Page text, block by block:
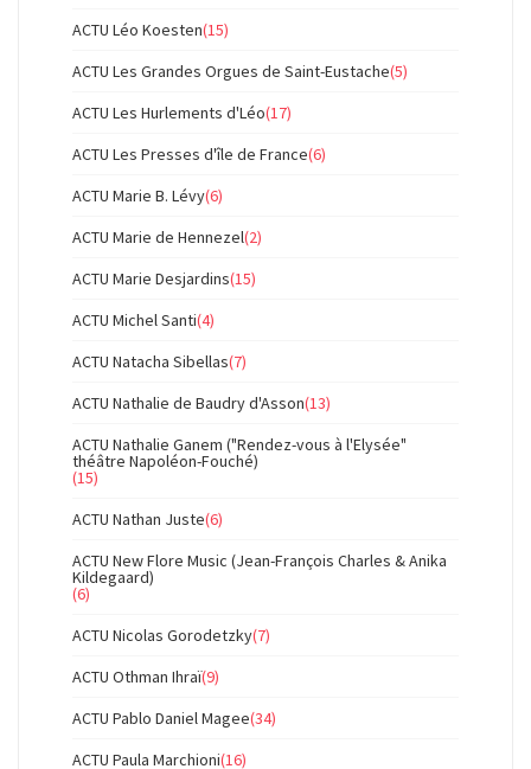
ACTU Léo Koesten(15)
ACTU Les Grandes Orgues de Saint-Eustache(5)
ACTU Les Hurlements d'Léo(17)
ACTU Les Presses d'île de France(6)
ACTU Marie B. Lévy(6)
ACTU Marie de Hennezel(2)
ACTU Marie Desjardins(15)
ACTU Michel Santi(4)
ACTU Natacha Sibellas(7)
ACTU Nathalie de Baudry d'Asson(13)
ACTU Nathalie Ganem ("Rendez-vous à l'Elysée"
théâtre Napoléon-Fouché)
(15)
ACTU Nathan Juste(6)
ACTU New Flore Music (Jean-François Charles & Anika
Kildegaard)
(6)
ACTU Nicolas Gorodetzky(7)
ACTU Othman Ihraï(9)
ACTU Pablo Daniel Magee(34)
ACTU Paula Marchioni(16)